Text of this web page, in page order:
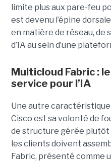
limite plus aux pare-feu
est devenu l’épine
en matière de réseau, de
d’IA au sein d’une
Multicloud Fabric :
service pour l’IA
Une autre
Cisco est sa volonté de
de structure gérée plutôt
les clients doivent
Fabric, présenté comme